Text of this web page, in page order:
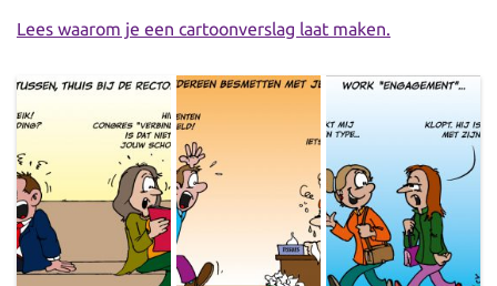
Lees waarom je een cartoonverslag laat maken.